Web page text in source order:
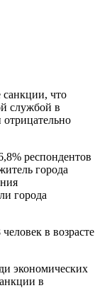
санкции, что
службой в
респондентов
города
города
в возрасте
экономических
в